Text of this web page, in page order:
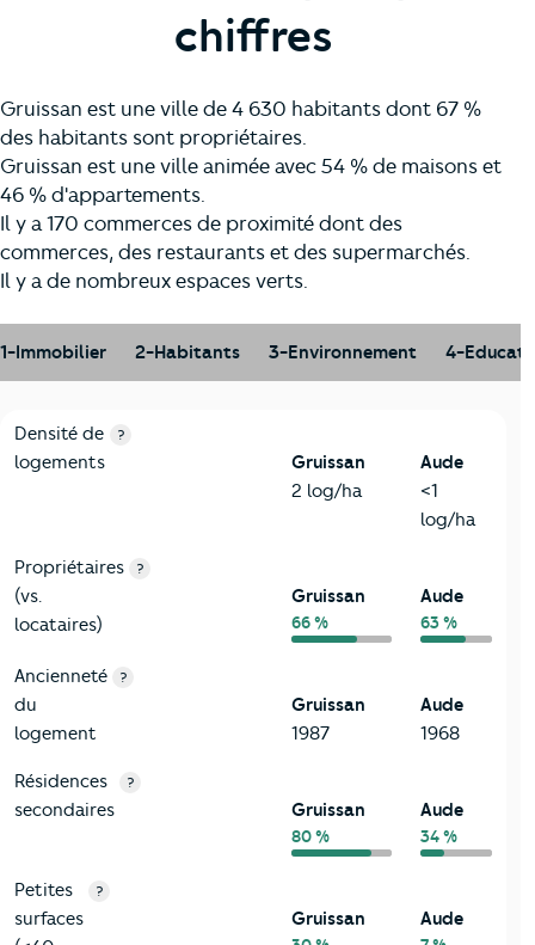
chiffres
Gruissan est une ville de 4 630 habitants dont 67 %
des habitants sont propriétaires.
Gruissan est une ville animée avec 54 % de maisons et
46 % d'appartements.
Il y a 170 commerces de proximité dont des
commerces, des restaurants et des supermarchés.
Il y a de nombreux espaces verts.
1-Immobilier 2-Habitants 3-Environnement 4-
1-Immobilier
Critères Gruissan
Densité de
logements
?
Gruissan
2 log/ha
Aude
<1
log/ha
Propriétaires
(vs.
locataires)
?
Gruissan
66 %
Aude
63 %
Ancienneté
du
logement
?
Gruissan
1987
Aude
1968
Résidences
secondaires
?
Gruissan
80 %
Aude
34 %
Petites
surfaces
?
Gruissan Aude